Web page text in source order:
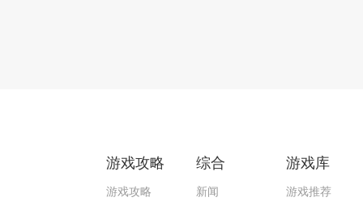
游戏攻略
游戏攻略
综合
新闻
游戏库
游戏推荐